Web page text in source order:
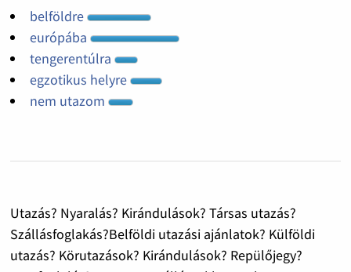
belföldre
európába
tengerentúlra
egzotikus helyre
nem utazom
Utazás? Nyaralás? Kirándulások? Társas utazás?
Szállásfoglakás?Belföldi utazási ajánlatok? Külföldi
utazás? Körutazások? Kirándulások? Repülőjegy?